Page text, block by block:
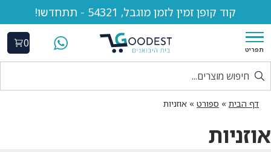
קוד קופן זמין לזמן מוגבל, 54321 - תתחדשו!
תפריט
0
דף הבית » ספורט » אוזניות
אוזניות